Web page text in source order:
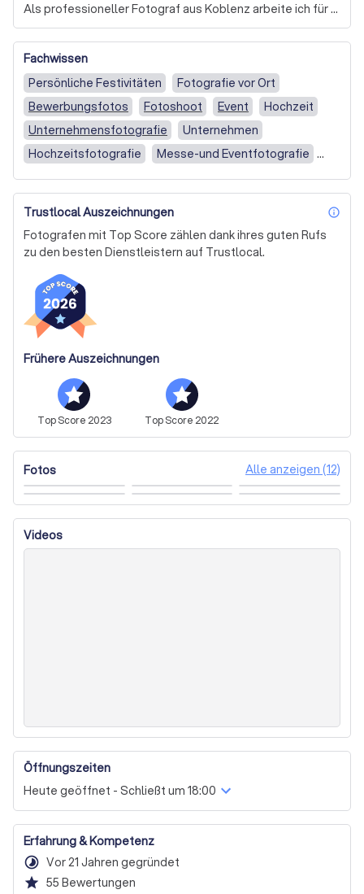
Als professioneller Fotograf aus Koblenz arbeite ich für
private und gewerbliche Auftraggeber. Viele Jahre als
Fotograf in den verschiedensten Bereichen der
Fotografie haben mich in meiner Bildsprache geprägt.
Meine Art zu fotografieren ist sehr natürlich.
Fachwissen
Persönliche Festivitäten
Fotografie vor Ort
Bewerbungsfotos
Fotoshoot Event
Hochzeit
Unternehmensfotografie
Unternehmen
Hochzeitsfotografie
Messe-und Eventfotografie
Unternehmensfotografie (z.B. Portrait)
Trustlocal Auszeichnungen
Fotografen mit Top Score zählen dank ihres guten Rufs
zu den besten Dienstleistern auf Trustlocal.
Frühere Auszeichnungen
TopScore 2023 TopScore 2022
Fotos Alle anzeigen (12)
Videos
Öffnungszeiten
Heute geöffnet - Schließt um 18:00
Erfahrung & Kompetenz
timelapse Vor 21 Jahren gegründet
star 55 Bewertungen